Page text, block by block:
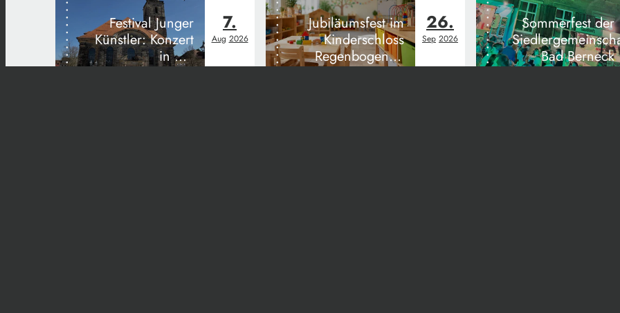
Festival Junger
Künstler: Konzert
in der
Ordenskirche
7.
Aug 2026
Jubiläumsfest im
Kinderschloss
Regenbogen in
Pegnitz
26.
Sep 2026
Sommerfest der
Bad Berneck